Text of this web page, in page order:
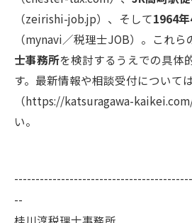
（zeirishi-job.jp）、そして1964
（mynavi／税理士JOB）。これら
士事務所を検討するうえでの具体
す。最新情報や相談受付について
（https://katsuragawa-
い。
--